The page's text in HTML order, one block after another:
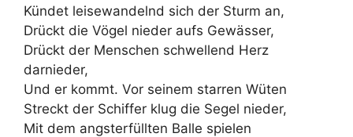
Kündet leisewandelnd sich der Sturm an,
Drückt die Vögel nieder aufs Gewässer,
Drückt der Menschen schwellend Herz
darnieder,
Und er kommt. Vor seinem starren Wüten
Streckt der Schiffer klug die Segel nieder,
Mit dem angsterfüllten Balle spielen